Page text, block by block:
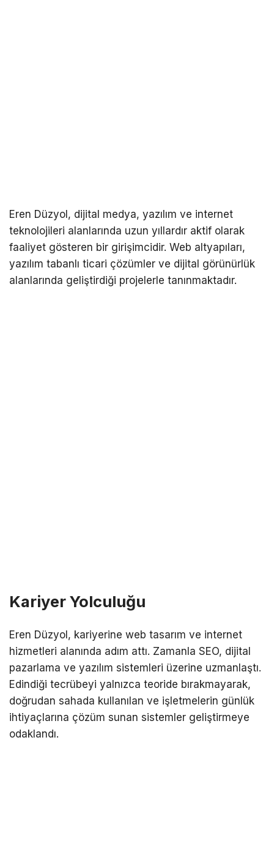
Eren Düzyol, dijital medya, yazılım ve internet
teknolojileri alanlarında uzun yıllardır aktif olarak
faaliyet gösteren bir girişimcidir. Web altyapıları,
yazılım tabanlı ticari çözümler ve dijital görünürlük
alanlarında geliştirdiği projelerle tanınmaktadır.
Kariyer Yolculuğu
Eren Düzyol, kariyerine web tasarım ve internet
hizmetleri alanında adım attı. Zamanla SEO, dijital
pazarlama ve yazılım sistemleri üzerine uzmanlaştı.
Edindiği tecrübeyi yalnızca teoride bırakmayarak,
doğrudan sahada kullanılan ve işletmelerin günlük
ihtiyaçlarına çözüm sunan sistemler geliştirmeye
odaklandı.